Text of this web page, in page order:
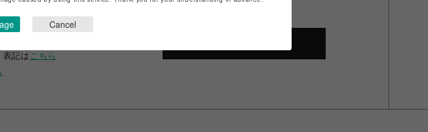
記は こちら
Cancel